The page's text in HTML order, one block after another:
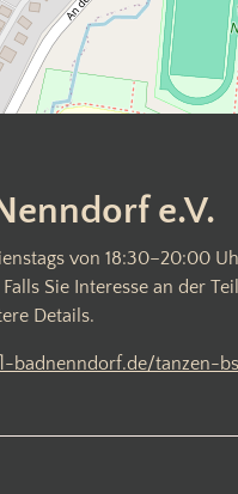
e.V.
von 18:30–20:00
Sie Interesse an der
Details.
badnenndorf.de/tanzen-